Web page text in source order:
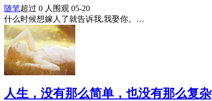
随笔超过 0 人围观 05-20
什么时候想嫁人了就告诉我,我娶你。…
人生，没有那么简单，也没有那么复杂